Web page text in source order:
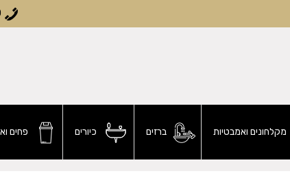
מקלחונים ואמבטיות ברזים כיורים פחים